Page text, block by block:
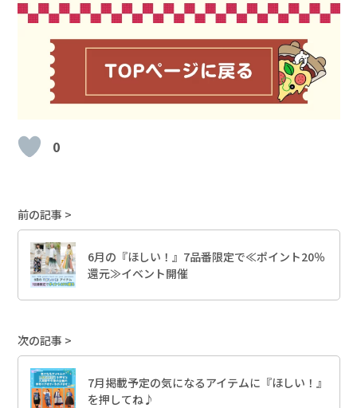
0
前の記事
6月の『ほしい！』7品番限定で≪ポイント20％
還元≫イベント開催
次の記事
7月掲載予定の気になるアイテムに『ほしい！』
を押してね♪